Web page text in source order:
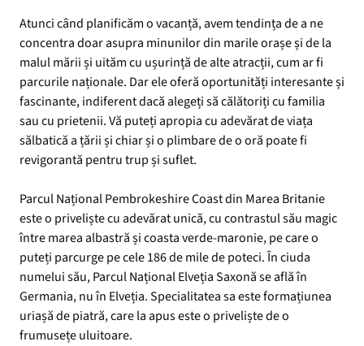
Atunci când planificăm o vacanță, avem tendința de a ne
concentra doar asupra minunilor din marile orașe și de la
malul mării și uităm cu ușurință de alte atracții, cum ar fi
parcurile naționale. Dar ele oferă oportunități interesante și
fascinante, indiferent dacă alegeți să călătoriți cu familia
sau cu prietenii. Vă puteți apropia cu adevărat de viața
sălbatică a țării și chiar și o plimbare de o oră poate fi
revigorantă pentru trup și suflet.
Parcul Național Pembrokeshire Coast din Marea Britanie
este o priveliște cu adevărat unică, cu contrastul său magic
între marea albastră și coasta verde-maronie, pe care o
puteți parcurge pe cele 186 de mile de poteci. În ciuda
numelui său, Parcul Național Elveția Saxonă se află în
Germania, nu în Elveția. Specialitatea sa este formațiunea
uriașă de piatră, care la apus este o priveliște de o
frumusețe uluitoare.